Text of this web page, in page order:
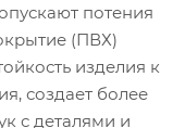
потения
(ПВХ)
изделия к
создает более
с деталями и